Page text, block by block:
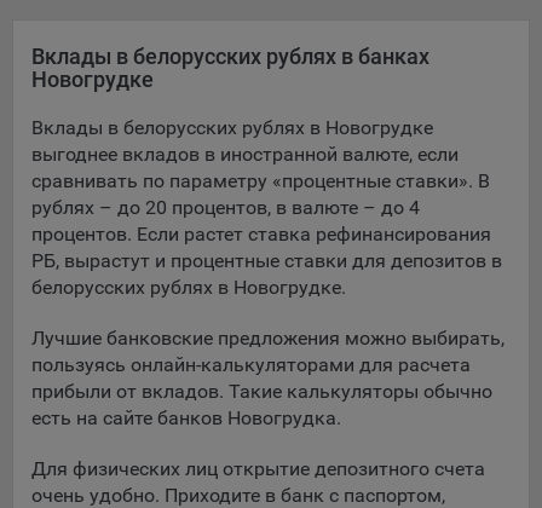
сервис показа контекстной рекламы. Адрес: Yandex
Europe AG, Werftestrasse 4, CH-6005 Luzern, Switzerland.
предоставляемый компанией Google Ireland Ltd, Gordon
House Barrow Street Dublin 4, D04E5W5 Ireland.
Сохранить мои изменения
Сохранить по умолчанию
Вклады в белорусских рублях в банках
Новогрудке
Вклады в белорусских рублях в Новогрудке
выгоднее вкладов в иностранной валюте, если
сравнивать по параметру «процентные ставки». В
рублях – до 20 процентов, в валюте – до 4
процентов. Если растет ставка рефинансирования
РБ, вырастут и процентные ставки для депозитов в
белорусских рублях в Новогрудке.
Лучшие банковские предложения можно выбирать,
пользуясь онлайн-калькуляторами для расчета
прибыли от вкладов. Такие калькуляторы обычно
есть на сайте банков Новогрудка.
Для физических лиц открытие депозитного счета
очень удобно. Приходите в банк с паспортом,